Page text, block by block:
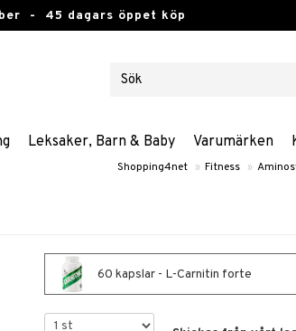
- 45 dagars öppet köp
Leksaker, Barn & Baby Varumärken
Shopping4net » Fitness »
60 kapslar - L-Carnitin forte